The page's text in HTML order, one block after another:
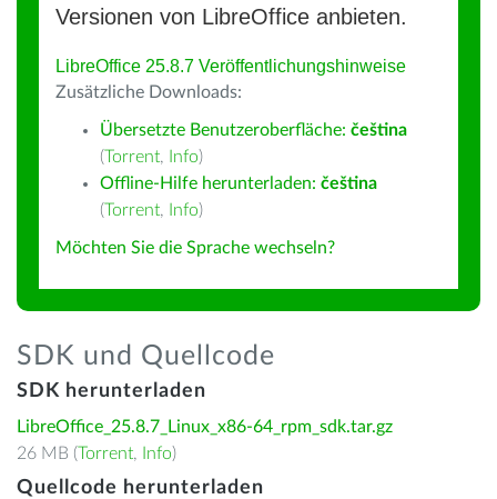
Versionen von LibreOffice anbieten.
LibreOffice 25.8.7 Veröffentlichungshinweise
Zusätzliche Downloads:
Übersetzte Benutzeroberfläche: čeština
(Torrent, Info)
Offline-Hilfe herunterladen: čeština
(Torrent, Info)
Möchten Sie die Sprache wechseln?
SDK und Quellcode
SDK herunterladen
LibreOffice_25.8.7_Linux_x86-64_rpm_sdk.tar.gz
26 MB (Torrent, Info)
Quellcode herunterladen